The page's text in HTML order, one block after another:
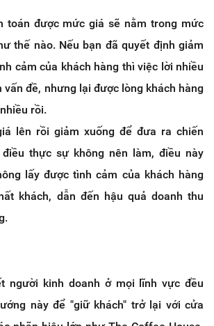
toán được mức giá sẽ nằm trong mức
thế nào. Nếu bạn đã quyết định giảm
cảm của khách hàng thì việc lời nhiều
vấn đề, nhưng lại được lòng khách hàng
rồi.
lên rồi giảm xuống để đưa ra chiến
thực sự không nên làm, điều này
lấy được tình cảm của khách hàng
khách, dẫn đến hậu quả doanh thu
người kinh doanh ở mọi lĩnh vực đều
này để "giữ khách" trở lại với cửa